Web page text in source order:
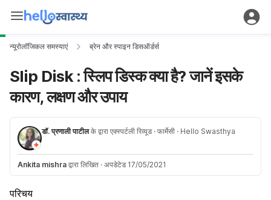
न्यूरोलॉजिकल समस्याएं ब्रेन और स्पाइन डिसऑर्डर्स
Slip Disk : स्लिप डिस्क क्या है? जानें इसके
कारण, लक्षण और उपाय
डॉ. प्रणाली पाटीलके द्वारा एक्स्पर्टली रिव्यूड · फार्मेसी · Hello Swasthya
Ankita mishra द्वारा लिखित · अपडेटेड 17/05/2021
परिचय